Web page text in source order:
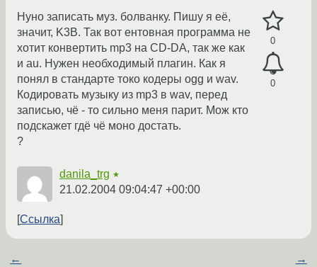
0
0
Нуно записать муз. болванку. Пишу я её,
значит, K3B. Так вот ентовная прогрaмма не
хотит конвертить mp3 на CD-DA, так же как
и au. Нужен необходимый плагин. Как я
понял в стандарте токо кодеры ogg и wav.
Кодировать музыку из mp3 в wav, перед
записью, чё - то сильно меня парит. Мож кто
подскажет гдё чё моно достать.
?
danila_trg ★
21.02.2004 09:04:47 +00:00
Ссылка
← →